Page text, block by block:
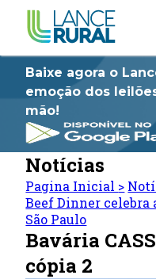
Baixe agora o
emoção dos
mão!
Notícias
Pagina Inicial >
Beef Dinner celebra
São Paulo
Bavária
cópia 2